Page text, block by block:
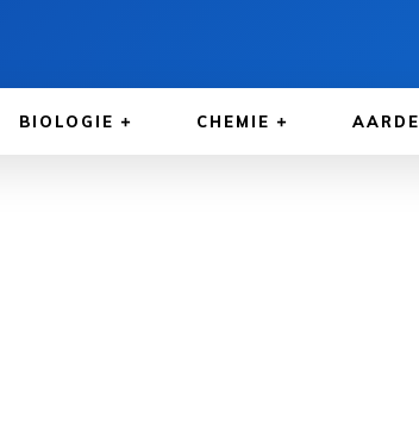
BIOLOGIE CHEMIE AARDE